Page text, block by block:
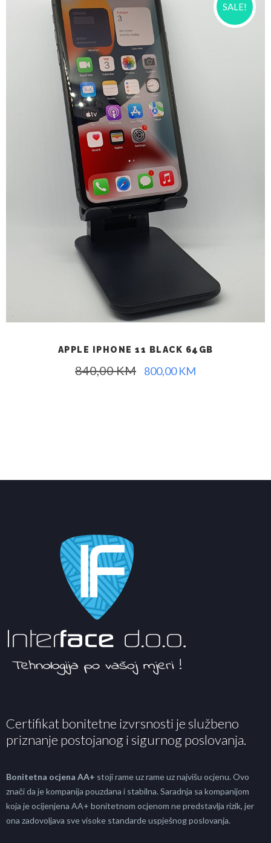
SALE!
APPLE IPHONE 11 BLACK 64GB
840,00KM 800,00KM
Certifikat bonitetne izvrsnosti je službeno
priznanje postojanog i sigurnog poslovanja.
Bonitetna ocjena AA+ stoji rame uz rame uz najvišu ocjenu. Ovo
znači da je kompanija pouzdana i stabilna. Saradnja sa kompanijom
koja je ocijenjena AA+ bonitetnom ocjenom ne predstavlja rizik, jer
ona zadovoljava sve visoke standarde uspješnog poslovanja.